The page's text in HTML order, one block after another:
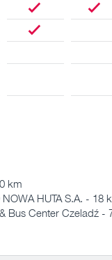
km
NOWA HUTA S.A. - 18
Bus Center Czeladź -